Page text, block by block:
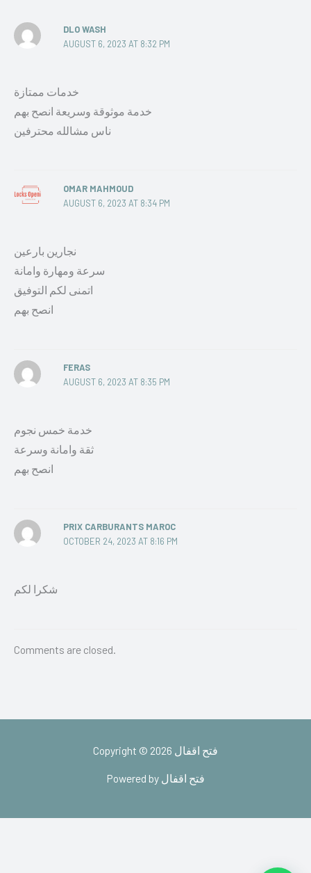
DLO WASH
AUGUST 6, 2023 AT 8:32 PM
خدمات ممتازة
خدمة موثوقة وسريعة انصح بهم
ناس مشالله محترفين
OMAR MAHMOUD
AUGUST 6, 2023 AT 8:34 PM
نجارين بارعين
سرعة ومهارة وامانة
اتمنى لكم التوفيق
انصح بهم
FERAS
AUGUST 6, 2023 AT 8:35 PM
خدمة خمس نجوم
ثقة وامانة وسرعة
انصح بهم
PRIX CARBURANTS MAROC
OCTOBER 24, 2023 AT 8:16 PM
شكرا لكم
Comments are closed.
Copyright © 2026 فتح اقفال
Powered by فتح اقفال